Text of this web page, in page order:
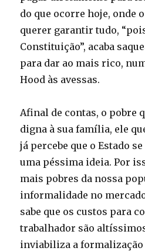
do que ocorre hoje, onde
querer garantir tudo,
Constituição”, acaba
para dar ao mais rico,
Hood às avessas.
Afinal de contas, o pobre
digna à sua família, ele
já percebe que o Estado
uma péssima ideia. Por
mais pobres da nossa
informalidade no
sabe que os custos para
trabalhador são
inviabiliza a formalização